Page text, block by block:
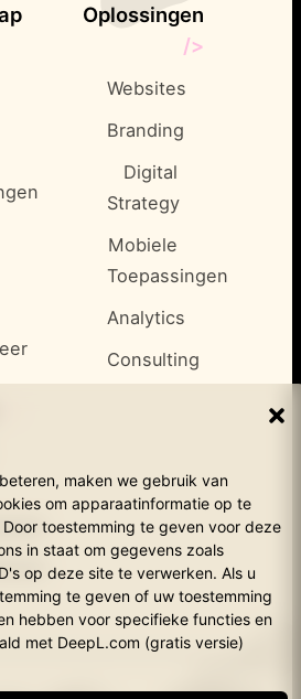
maken we gebruik van
om apparaatinformatie op te
toestemming te geven voor deze
in staat om gegevens zoals
op deze site te verwerken. Als u
te geven of uw toestemming
hebben voor specifieke functies en
met DeepL.com (gratis versie)
Oplossingen
/>
Websites
Branding
Digital
Strategy
Mobiele
Toepassingen
Analytics
Consulting